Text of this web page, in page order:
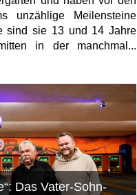
unzählige Meilensteine
sind sie 13 und 14 Jahre
in der manchmal...
Das Vater-Sohn-